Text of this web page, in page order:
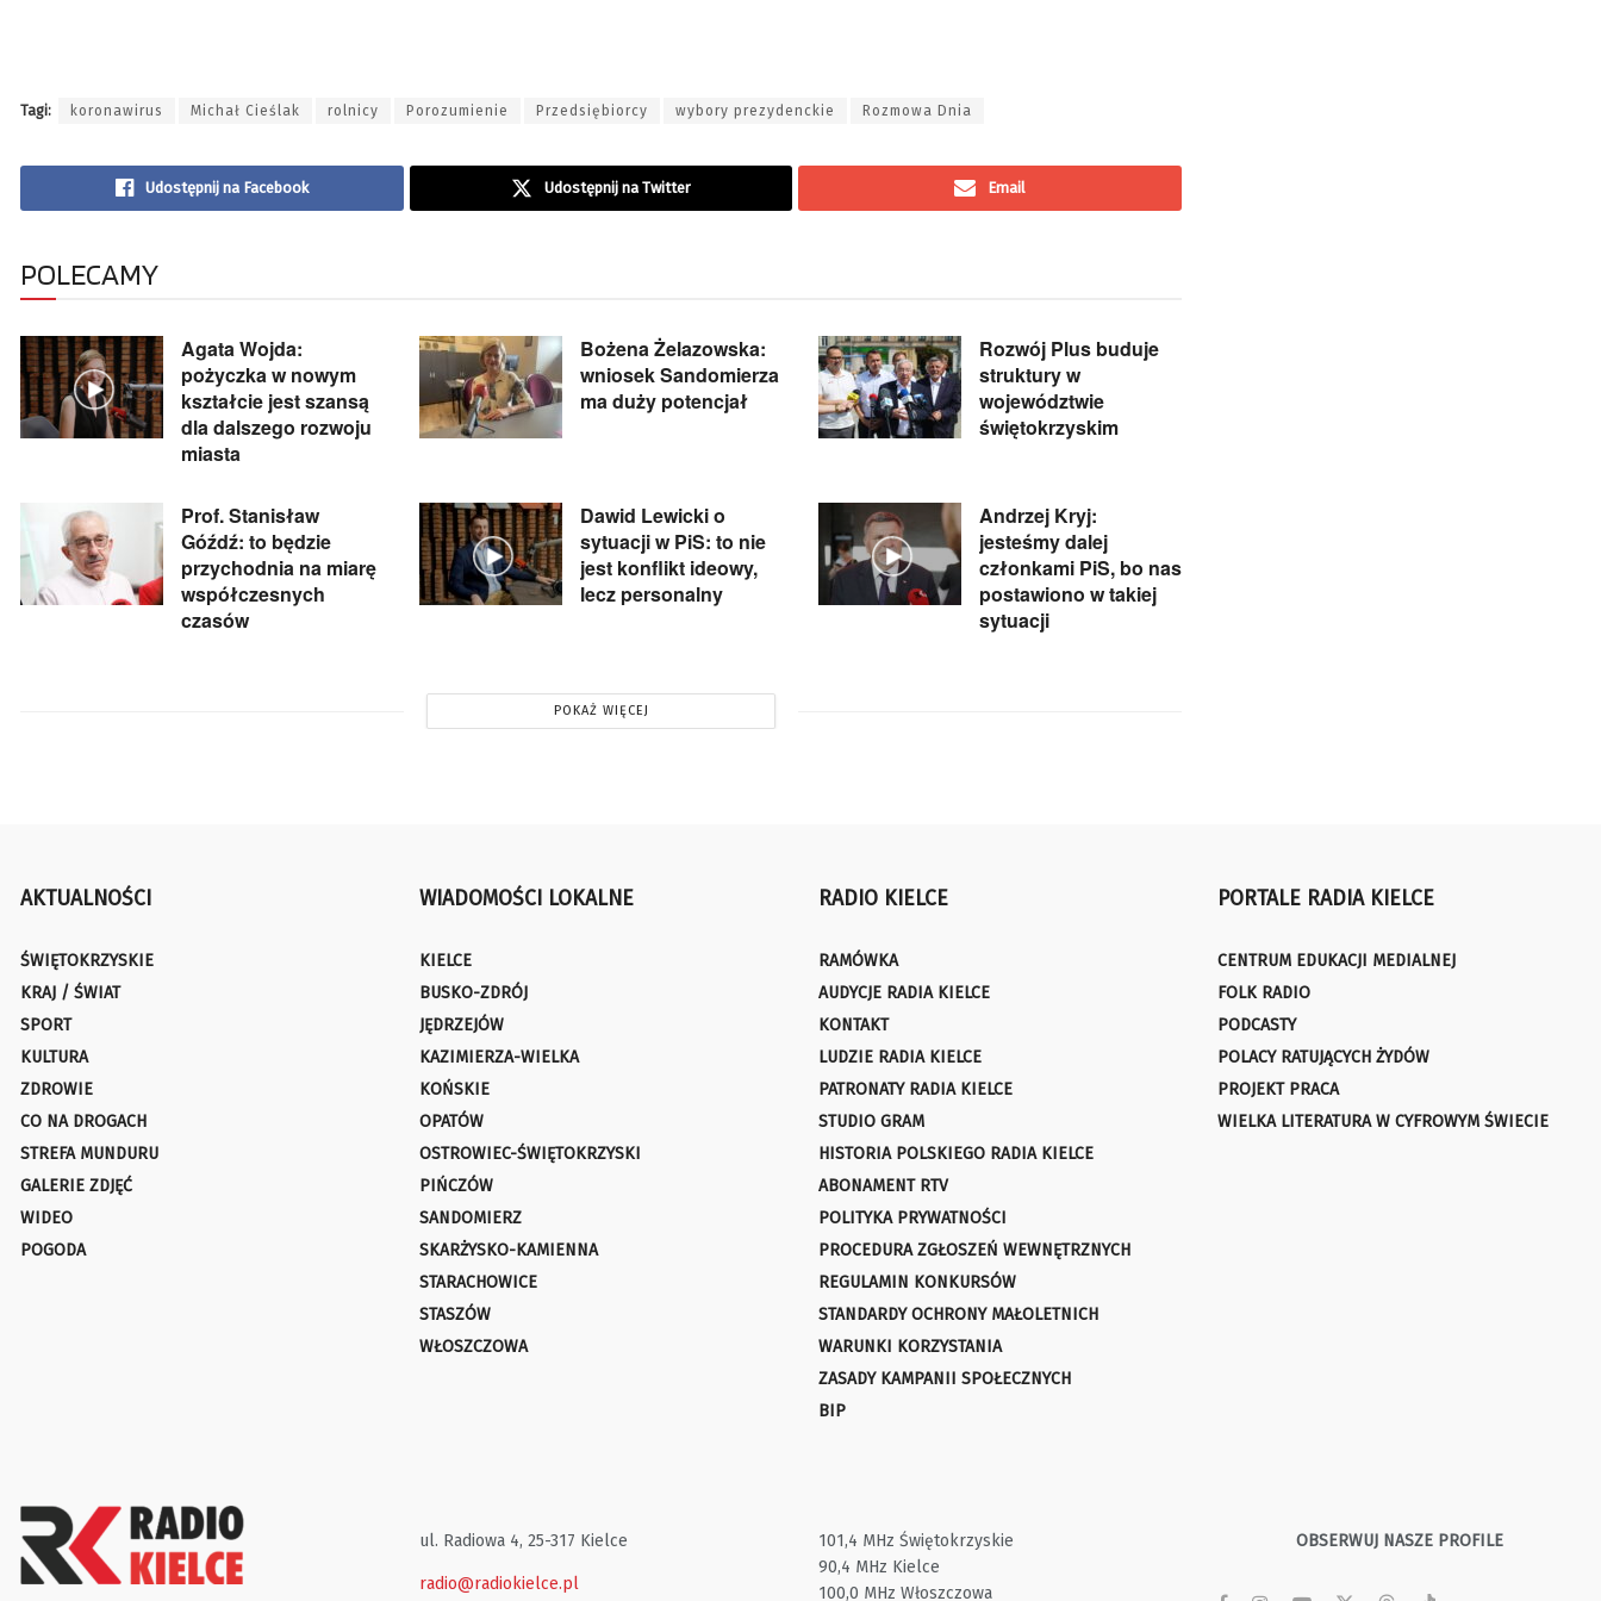
Tagi: koronawirus Michał Cieślak rolnicy Porozumienie Przedsiębiorcy wybory prezydenckie Rozmowa Dnia
Udostępnij na Facebook Udostępnij na Twitter Email
POLECAMY
Agata Wojda:
pożyczka w nowym
kształcie jest szansą
dla dalszego rozwoju
miasta
Bożena Żelazowska:
wniosek Sandomierza
ma duży potencjał
Rozwój Plus buduje
struktury w
województwie
świętokrzyskim
Prof. Stanisław
Góźdź: to będzie
przychodnia na miarę
współczesnych
czasów
Dawid Lewicki o
sytuacji w PiS: to nie
jest konflikt ideowy,
lecz personalny
Andrzej Kryj:
jesteśmy dalej
członkami PiS, bo nas
postawiono w takiej
sytuacji
POKAŻ WIĘCEJ
AKTUALNOŚCI
ŚWIĘTOKRZYSKIE
KRAJ / ŚWIAT
SPORT
KULTURA
ZDROWIE
CO NA DROGACH
STREFA MUNDURU
GALERIE ZDJĘĆ
WIDEO
POGODA
WIADOMOŚCI LOKALNE
KIELCE
BUSKO-ZDRÓJ
JĘDRZEJÓW
KAZIMIERZA-WIELKA
KOŃSKIE
OPATÓW
OSTROWIEC-ŚWIĘTOKRZYSKI
PIŃCZÓW
SANDOMIERZ
SKARŻYSKO-KAMIENNA
STARACHOWICE
STASZÓW
WŁOSZCZOWA
RADIO KIELCE
RAMÓWKA
AUDYCJE RADIA KIELCE
KONTAKT
LUDZIE RADIA KIELCE
PATRONATY RADIA KIELCE
STUDIO GRAM
HISTORIA POLSKIEGO RADIA KIELCE
ABONAMENT RTV
POLITYKA PRYWATNOŚCI
PROCEDURA ZGŁOSZEŃ WEWNĘTRZNYCH
REGULAMIN KONKURSÓW
STANDARDY OCHRONY MAŁOLETNICH
WARUNKI KORZYSTANIA
ZASADY KAMPANII SPOŁECZNYCH
BIP
PORTALE RADIA KIELCE
CENTRUM EDUKACJI MEDIALNEJ
FOLK RADIO
PODCASTY
POLACY RATUJĄCYCH ŻYDÓW
PROJEKT PRACA
WIELKA LITERATURA W CYFROWYM ŚWIECIE
ul. Radiowa 4, 25-317 Kielce
radio@radiokielce.pl
101,4 MHz Świętokrzyskie
90,4 MHz Kielce
100,0 MHz Włoszczowa
OBSERWUJ NASZE PROFILE